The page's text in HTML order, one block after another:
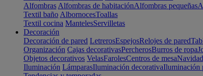
Alfombras Alfombras de habitaciónAlfombras pequeñas
Textil baño AlbornocesToallas
Textil cocina MantelesServilletas
Decoración
Decoración de pared LetrerosEspejosRelojes de pared
Organización Cajas decorativasPercherosBurros de ropa
Objetos decorativos VelasFarolesCentros de mesaNavidad
Iluminación LámparasIluminación decorativaIluminación